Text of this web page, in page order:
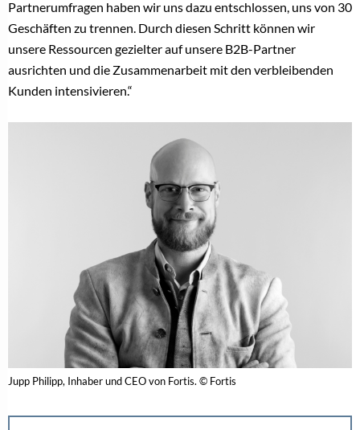
Partnerumfragen haben wir uns dazu entschlossen, uns von 30
Geschäften zu trennen. Durch diesen Schritt können wir
unsere Ressourcen gezielter auf unsere B2B-Partner
ausrichten und die Zusammenarbeit mit den verbleibenden
Kunden intensivieren.“
Jupp Philipp, Inhaber und CEO von Fortis. © Fortis